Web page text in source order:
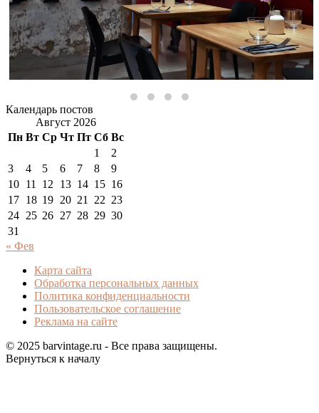
Календарь постов
Август 2026
Пн Вт Ср Чт Пт Сб Вс
1
2
3
4 5 6 7 8
9
10 11 12 13 14 15 16
17 18 19 20 21 22 23
24 25 26 27 28 29 30
31
« Фев
Карта сайта
Обработка персональных данных
Политика конфиденциальности
Пользовательское соглашение
Реклама на сайте
© 2025 barvintage.ru - Все права защищены.
Вернуться к началу